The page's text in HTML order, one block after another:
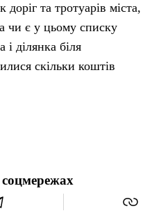
та тротуарів міста,
чи є у цьому списку
ділянка біля
скільки коштів